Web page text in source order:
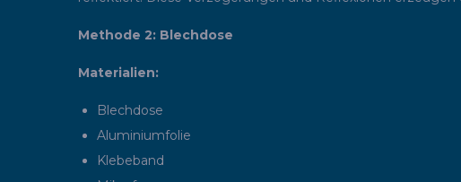
Methode 2: Blechdose
Materialien:
Blechdose
Aluminiumfolie
Klebeband